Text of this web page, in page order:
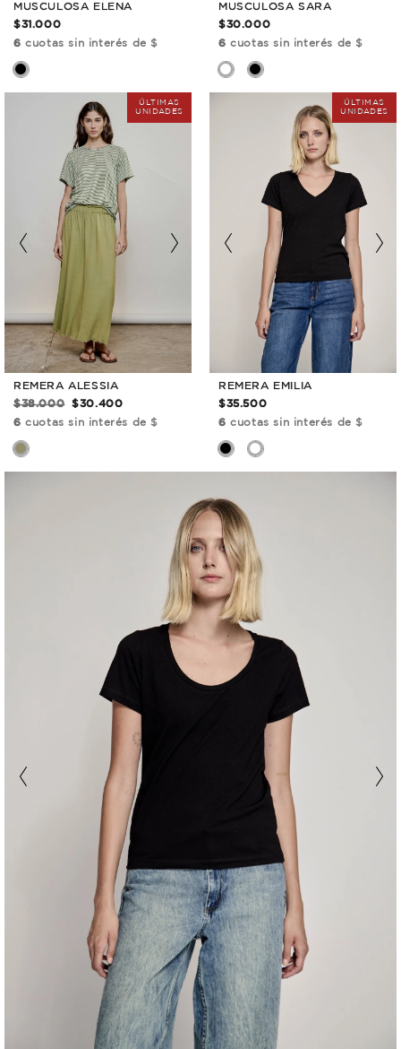
MUSCULOSA ELENA
$31.000
6 cuotas sin interés de $
MUSCULOSA SARA
$30.000
6 cuotas sin interés de $
REMERA ALESSIA
$38.000
$30.400
6 cuotas sin interés de $
REMERA EMILIA
$35.500
6 cuotas sin interés de $